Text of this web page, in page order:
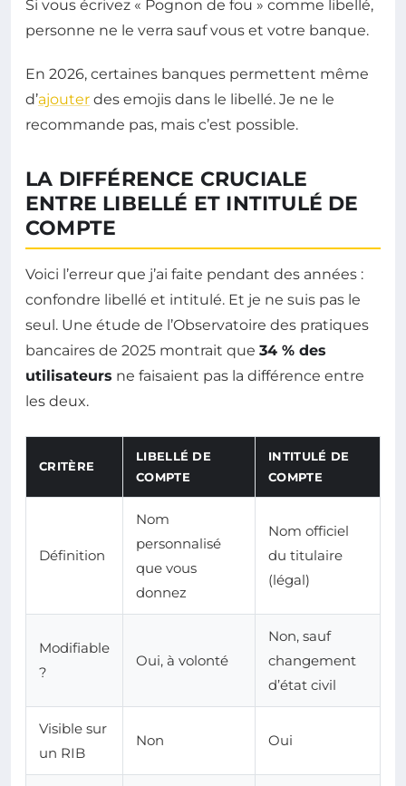
Si vous écrivez « Pognon de fou » comme libellé,
personne ne le verra sauf vous et votre banque.
En 2026, certaines banques permettent même
d’ajouter des emojis dans le libellé. Je ne le
recommande pas, mais c’est possible.
LA DIFFÉRENCE CRUCIALE
ENTRE LIBELLÉ ET INTITULÉ DE
COMPTE
Voici l’erreur que j’ai faite pendant des années :
confondre libellé et intitulé. Et je ne suis pas le
seul. Une étude de l’Observatoire des pratiques
bancaires de 2025 montrait que 34 % des
utilisateurs ne faisaient pas la différence entre
les deux.
CRITÈRE
LIBELLÉ DE
COMPTE
INTITULÉ DE
COMPTE
Définition
Nom
personnalisé
que vous
donnez
Nom officiel
du titulaire
(légal)
Modifiable
?
Oui, à volonté
Non, sauf
changement
d’état civil
Visible sur
un RIB
Non Oui